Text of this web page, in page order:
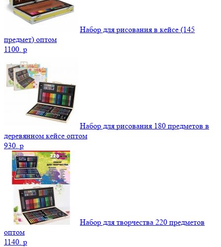
Набор для рисования в кейсе (145
предмет) оптом
1100. p
Набор для рисования 180 предметов в
деревянном кейсе оптом
930. p
Набор для творчества 220 предметов
оптом
1140. p